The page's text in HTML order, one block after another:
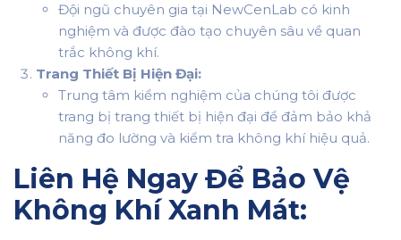
Đội ngũ chuyên gia tại NewCenLab có kinh
nghiệm và được đào tạo chuyên sâu về quan
trắc không khí.
Trang Thiết Bị Hiện Đại:
Trung tâm kiểm nghiệm của chúng tôi được
trang bị trang thiết bị hiện đại để đảm bảo khả
năng đo lường và kiểm tra không khí hiệu quả.
Liên Hệ Ngay Để Bảo Vệ
Không Khí Xanh Mát: